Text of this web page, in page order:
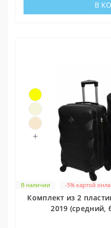
В
В наличии
+
-5% картой
Комплект из 2
2019